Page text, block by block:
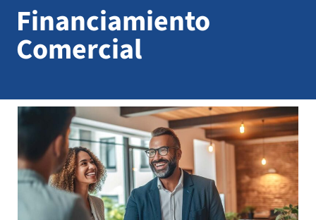
Financiamiento
Comercial